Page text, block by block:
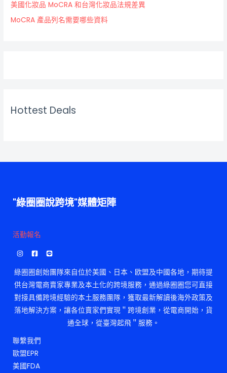
美國化妝品 MoCRA 和台灣化妝品法規差異
MoCRA 產品列名需要哪些資料
Hottest Deals
"綠圈圈說跨境"媒體矩陣
活勤報名
綠圈圈創始團隊來自位於美國、日本、欧盟及中國各地，期待提
供台灣電商賣家專業及本土化的跨境服務，通過綠圈圈您可直接
對接具備跨境經驗的本土服務團隊，獲取最新解讀後海外政策及
落地解決方案，讓各位賣家們實現＂跨境創業，從電商開始，貨
通全球，從臺灣起飛＂服務。
聯繫我們
歐盟EPR
美國FDA